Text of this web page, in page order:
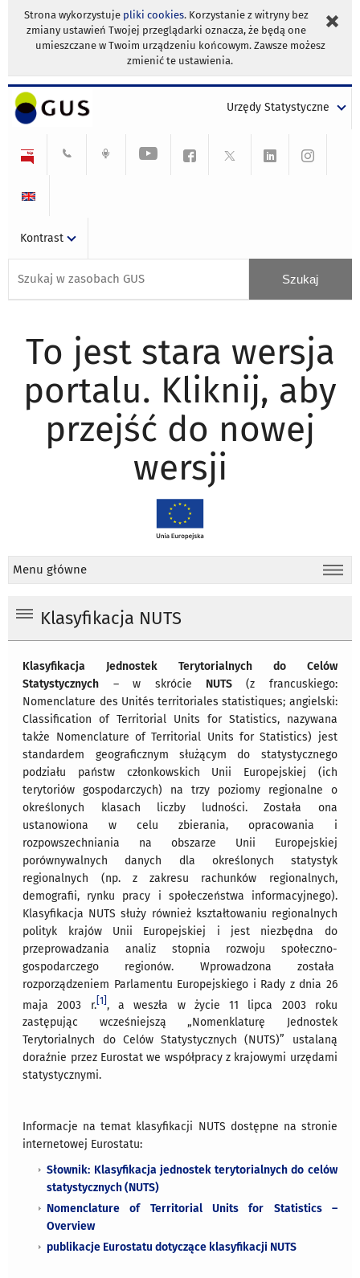
Strona wykorzystuje pliki cookies. Korzystanie z witryny bez
zmiany ustawień Twojej przeglądarki oznacza, że będą one
umieszczane w Twoim urządzeniu końcowym. Zawsze możesz
zmienić te ustawienia.
Urzędy Statystyczne
Kontrast
To jest stara wersja
portalu. Kliknij, aby
przejść do nowej
wersji
Menu główne
Klasyfikacja NUTS
Klasyfikacja Jednostek Terytorialnych do Celów
Statystycznych – w skrócie NUTS(z francuskiego:
Nomenclature des Unités territoriales statistiques; angielski:
Classification of Territorial Units for Statistics, nazywana
także Nomenclature of Territorial Units for Statistics) jest
standardem geograficznym służącym do statystycznego
podziału państw członkowskich Unii Europejskiej (ich
terytoriów gospodarczych) na trzy poziomy regionalne o
określonych klasach liczby ludności. Została ona
ustanowiona w celu zbierania, opracowania i
rozpowszechniania na obszarze Unii Europejskiej
porównywalnych danych dla określonych statystyk
regionalnych (np. z zakresu rachunków regionalnych,
demografii, rynku pracy i społeczeństwa informacyjnego).
Klasyfikacja NUTS służy również kształtowaniu regionalnych
polityk krajów Unii Europejskiej i jest niezbędna do
przeprowadzania analiz stopnia rozwoju społeczno-
gospodarczego regionów. Wprowadzona została
rozporządzeniem Parlamentu Europejskiego i Rady z dnia 26
maja 2003 r. [1] , a weszła w życie 11 lipca 2003 roku
zastępując wcześniejszą „Nomenklaturę Jednostek
Terytorialnych do Celów Statystycznych (NUTS)” ustalaną
doraźnie przez Eurostat we współpracy z krajowymi urzędami
statystycznymi.
Informacje na temat klasyfikacji NUTS dostępne na stronie
internetowej Eurostatu:
Słownik: Klasyfikacja jednostek terytorialnych do celów
statystycznych (NUTS)
Nomenclature of Territorial Units for Statistics –
Overview
publikacje Eurostatu dotyczące klasyfikacji NUTS